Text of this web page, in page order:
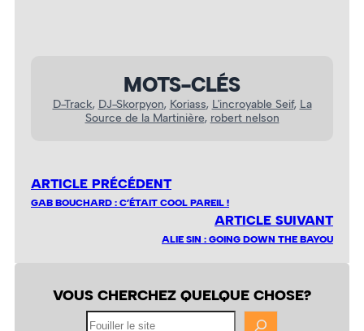
MOTS-CLÉS
D-Track, DJ-Skorpyon, Koriass, L'incroyable Seif, La
Source de la Martinière, robert nelson
ARTICLE PRÉCÉDENT
GAB BOUCHARD : C’ÉTAIT COOL PAREIL !
ARTICLE SUIVANT
ALIE SIN : GOING DOWN THE BAYOU
VOUS CHERCHEZ QUELQUE CHOSE?